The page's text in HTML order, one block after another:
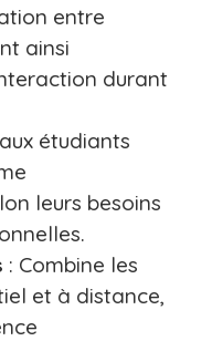
entre
ainsi
durant
étudiants
leurs besoins
: Combine les
et à distance,